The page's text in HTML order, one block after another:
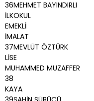
36MEHMET BAYINDIRLI
İLKOKUL
EMEKLİ
İMALAT
37MEVLÜT ÖZTÜRK
LİSE
MUHAMMED MUZAFFER
38
KAYA